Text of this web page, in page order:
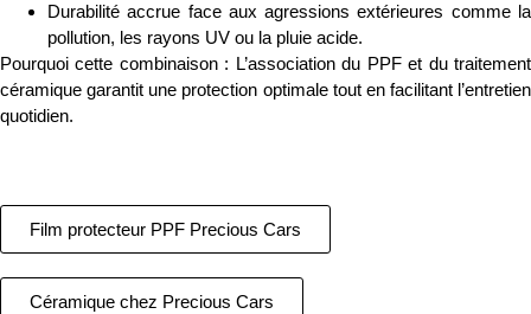
Durabilité accrue face aux agressions extérieures comme la
pollution, les rayons UV ou la pluie acide.
Pourquoi cette combinaison : L’association du PPF et du traitement
céramique garantit une protection optimale tout en facilitant l’entretien
quotidien.
Film protecteur PPF Precious Cars
Céramique chez Precious Cars